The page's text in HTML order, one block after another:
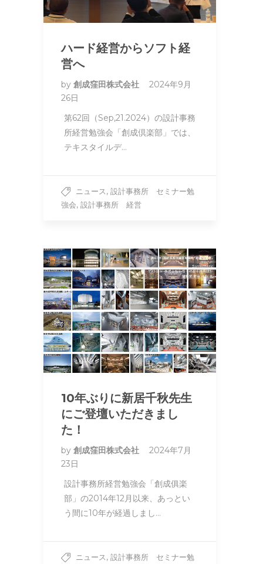
ハード経営からソフト経
営へ
by 創成窪田株式会社
2024年9月
26日
第62回（Sep,21.2024）の設計事務
所経営勉強会「創成倶楽部」では、
テキスタイルデ…
ニュース, 設計事務所 セミナー勉
強会, 設計事務所 経営
10年ぶりに新居千秋先生
にご登壇いただきまし
た！
by 創成窪田株式会社
2024年7月
23日
設計事務所経営勉強会「創成俱楽
部」の2014年12月以来、あっとい
う間に10年が経過しまし…
ニュース, 設計事務所 セミナー勉